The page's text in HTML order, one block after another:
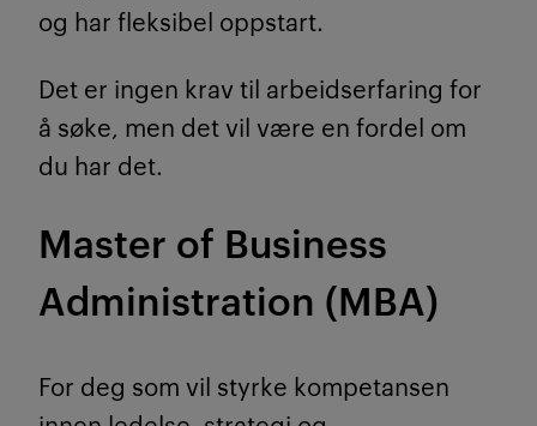
og har fleksibel oppstart.
Det er ingen krav til arbeidserfaring for
å søke, men det vil være en fordel om
du har det.
Master of Business
Administration (MBA)
For deg som vil styrke kompetansen